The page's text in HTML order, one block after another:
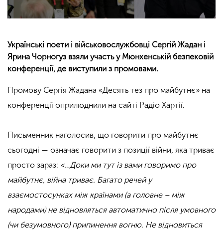
Українські поети і військовослужбовці Сергій Жадан і
Ярина Чорногуз взяли участь у Мюнхенській безпековій
конференції, де виступили з промовами.
Промову Сергія Жадана «Десять тез про майбутнє» на
конференції оприлюднили на сайті Радіо Хартії.
Письменник наголосив, що говорити про майбутнє
сьогодні — означає говорити з позиції війни, яка триває
просто зараз: «…Доки ми тут із вами говоримо про
майбутнє, війна триває. Багато речей у
взаємостосунках між країнами (а головне – між
народами) не відновляться автоматично після умовного
(чи безумовного) припинення вогню. Не відновиться